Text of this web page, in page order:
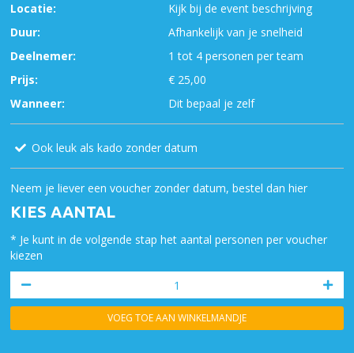
Locatie:
Kijk bij de event beschrijving
Duur:
Afhankelijk van je snelheid
Deelnemer:
1 tot 4 personen per team
Prijs:
€ 25,00
Wanneer:
Dit bepaal je zelf
Ook leuk als kado zonder datum
Neem je liever een voucher zonder datum, bestel dan hier
KIES AANTAL
* Je kunt in de volgende stap het aantal personen per voucher
kiezen
VOEG TOE AAN WINKELMANDJE